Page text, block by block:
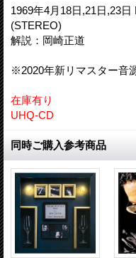
1969年4月18日,21日,23日
(STEREO)
解説：岡崎正道
※2020年新リマスター音
在庫有り
UHQ-CD
同時ご購入参考商品